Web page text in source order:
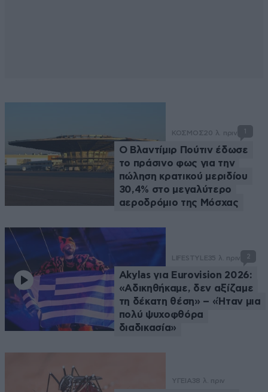
ΚΟΣΜΟΣ20 λ. πριν
Ο Βλαντίμιρ Πούτιν έδωσε
το πράσινο φως για την
πώληση κρατικού μεριδίου
30,4% στο μεγαλύτερο
αεροδρόμιο της Μόσχας
LIFESTYLE35 λ. πριν 2
Akylas για Eurovision 2026:
«Aδικηθήκαμε, δεν αξίζαμε
τη δέκατη θέση» – «Ήταν μια
πολύ ψυχοφθόρα
διαδικασία»
ΥΓΕΙΑ38 λ. πριν